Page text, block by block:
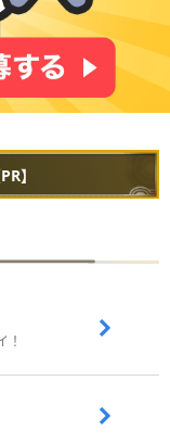
】
！